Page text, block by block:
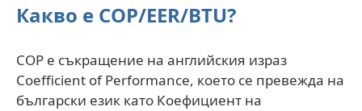
Какво е COP/EER/BTU?
COP е съкращение на английския израз
Coefficient of Performance, което се превежда на
български език като Коефициент на